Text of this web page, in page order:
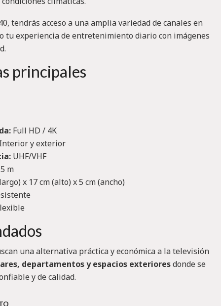
tendrás acceso a una amplia variedad de canales en
tu experiencia de entretenimiento diario con imágenes
principales
Full HD / 4K
y exterior
UHF/VHF
m
x 17 cm (alto) x 5 cm (ancho)
una alternativa práctica y económica a la televisión
departamentos y espacios exterioresdonde se
y de calidad.